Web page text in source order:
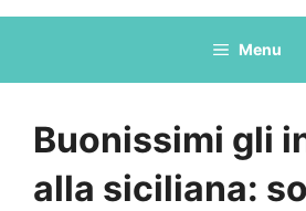
Menu
Buonissimi gli
alla siciliana: